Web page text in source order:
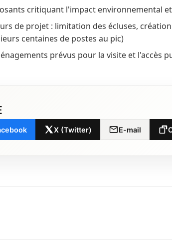
critiquant l'impact environnemental
de projet : limitation des écluses,
centaines de postes au pic)
prévus pour la visite et l'accès
X (Twitter) E-mail